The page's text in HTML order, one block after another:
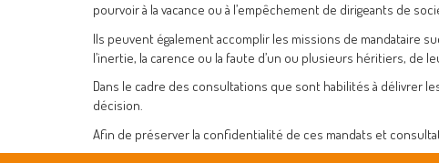
pourvoir à la vacance ou à l’empêchement de dirigeants de
Ils peuvent également accomplir les missions de mandataire
l’inertie, la carence ou la faute d’un ou plusieurs héritiers, de
Dans le cadre des consultations que sont habilités à délivrer
décision.
Afin de préserver la confidentialité de ces mandats et